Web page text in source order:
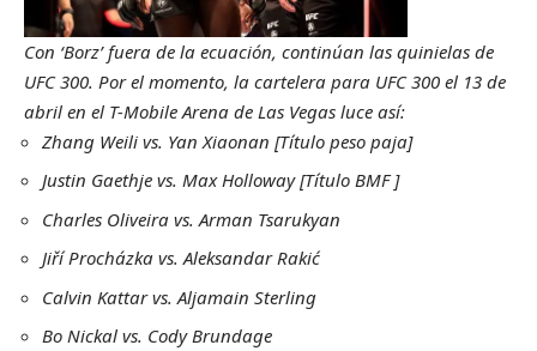
Con ‘Borz’ fuera de la ecuación, continúan las quinielas de
UFC 300. Por el momento, la cartelera para UFC 300 el 13 de
abril en el T-Mobile Arena de Las Vegas luce así:
Zhang Weili vs. Yan Xiaonan [Título peso paja]
Justin Gaethje vs. Max Holloway [Título BMF ]
Charles Oliveira vs. Arman Tsarukyan
Jiří Procházka vs. Aleksandar Rakić
Calvin Kattar vs. Aljamain Sterling
Bo Nickal vs. Cody Brundage